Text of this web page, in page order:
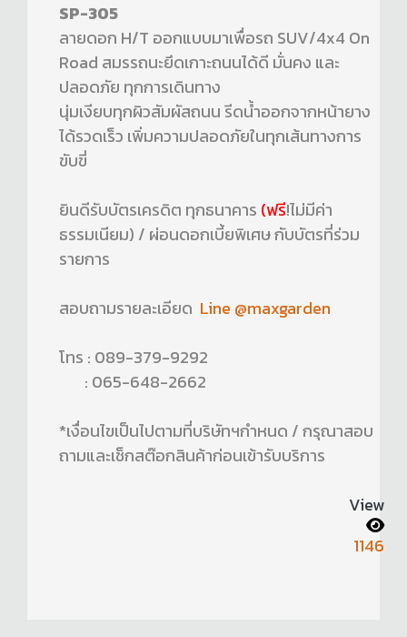
SP-305
ลายดอก H/T ออกแบบมาเพื่อรถ SUV/4x4 On
Road สมรรถนะยึดเกาะถนนได้ดี มั่นคง และ
ปลอดภัย ทุกการเดินทาง
นุ่มเงียบทุกผิวสัมผัสถนน รีดน้ำออกจากหน้ายาง
ได้รวดเร็ว เพิ่มความปลอดภัยในทุกเส้นทางการ
ขับขี่
ยินดีรับบัตรเครดิต ทุกธนาคาร (ฟรี!ไม่มีค่า
ธรรมเนียม) / ผ่อนดอกเบี้ยพิเศษ กับบัตรที่ร่วม
รายการ
สอบถามรายละเอียด Line @maxgarden
โทร : 089-379-9292
: 065-648-2662
*เงื่อนไขเป็นไปตามที่บริษัทฯกำหนด / กรุณาสอบ
ถามและเช็กสต๊อกสินค้าก่อนเข้ารับบริการ
View
1146